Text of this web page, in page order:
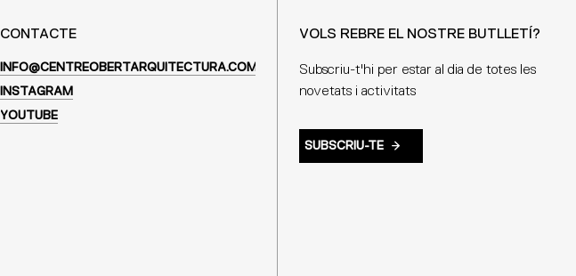
CONTACTE
INFO@CENTREOBERTARQUITECTURA.COM
INSTAGRAM
YOUTUBE
VOLS REBRE EL NOSTRE BUTLLETÍ?
Subscriu-t'hi per estar al dia de totes les
novetats i activitats
SUBSCRIU-TE